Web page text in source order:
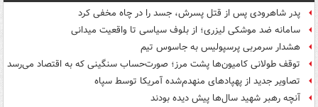
پدر شاهرودی پس از قتل پسرش، جسد را در چاه مخفی کرد
سامانه ضد موشکی لیزری؛ از بلوف سیاسی تا واقعیت میدانی
هشدار سرمربی پرسپولیس به جاسوس تیم
توقف طولانی کامیون‌ها پشت مرز؛ صورت‌حساب سنگینی که به اقتصاد می‌رسد
تصاویر جدید از پهپادهای منهدم‌شده آمریکا توسط سپاه
آنچه رهبر شهید سال‌ها پیش دیده بودند